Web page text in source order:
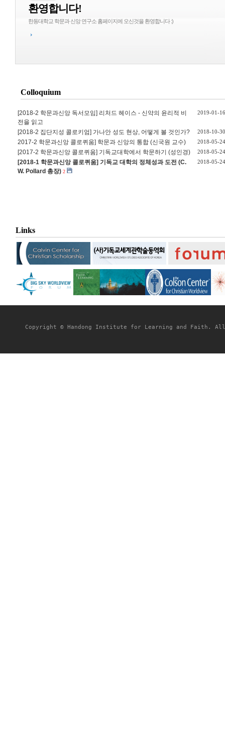
환영합니다!
한동대학교 학문과 신앙 연구소 홈페이지에 오신것을 환영합니다 :)
Colloquium
[2018-2 학문과신앙 독서모임] 리처드 헤이스 - 신약의 윤리적 비
전을 읽고
2019-01-16
[2018-2 집단지성 콜로키엄] 가나안 성도 현상, 어떻게 볼 것인가? 2018-10-30
2017-2 학문과신앙 콜로퀴움] 학문과 신앙의 통합 (신국원 교수) 2018-05-24
[2017-2 학문과신앙 콜로퀴움] 기독교대학에서 학문하기 (성인경) 2018-05-24
[2018-1 학문과신앙 콜로퀴움] 기독교 대학의 정체성과 도전 (C.
W. Pollard 총장) 2
2018-05-24
Links
Copyright © Handong Institute for Learning and Faith.